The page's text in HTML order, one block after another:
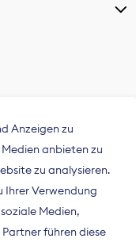
Anzeigen zu
anbieten zu
zu analysieren.
Ihrer Verwendung
Medien,
führen diese